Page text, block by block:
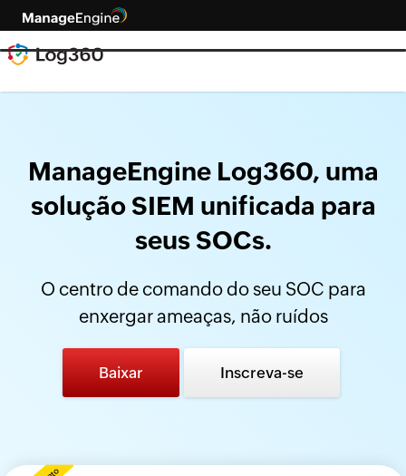
ManageEngine Log360, uma
solução SIEM unificada para
seus SOCs.
O centro de comando do seu SOC para
enxergar ameaças, não ruídos
Baixar Inscreva-se